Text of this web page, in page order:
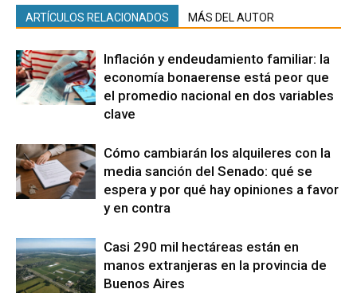
ARTÍCULOS RELACIONADOS MÁS DEL AUTOR
Inflación y endeudamiento familiar: la
economía bonaerense está peor que
el promedio nacional en dos variables
clave
Cómo cambiarán los alquileres con la
media sanción del Senado: qué se
espera y por qué hay opiniones a favor
y en contra
Casi 290 mil hectáreas están en
manos extranjeras en la provincia de
Buenos Aires